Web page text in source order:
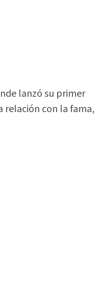
lanzó su primer
relación con la fama,